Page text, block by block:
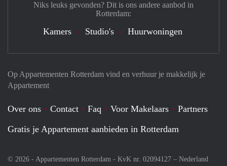
Op Appartementen Rotterdam vind en verhuur je makkelijk je
Appartement
Over ons Contact Faq Voor Makelaars
Partners
Gratis je Appartement aanbieden in Rotterdam
© 2026 - Appartementen Rotterdam - KvK nr. 02094127 – Nederland
Niks leuks gevonden? Dit is ons andere aanbod in
Rotterdam:
Kamers Studio's Huurwoningen